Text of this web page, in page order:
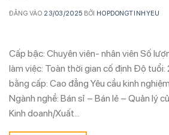
ĐĂNG VÀO 23/03/2025 BỞI HOPDONGTINHYEU
Cấp bậc: Chuyên viên- nhân viên Số
làm việc: Toàn thời gian cố định Độ tuổi:
bằng cấp: Cao đẳng Yêu cầu kinh
Ngành nghề: Bán sỉ – Bán lẻ – Quản lý
Kinh doanh/Xuất…